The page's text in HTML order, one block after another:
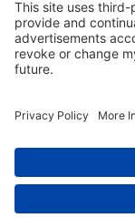
Concha superior
teclado Q1
10168